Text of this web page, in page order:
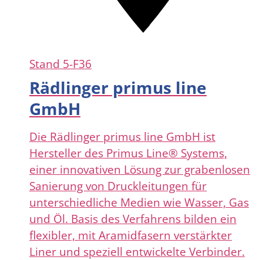
Stand 5-F36
Rädlinger primus line
GmbH
Die Rädlinger primus line GmbH ist
Hersteller des Primus Line® Systems,
einer innovativen Lösung zur grabenlosen
Sanierung von Druckleitungen für
unterschiedliche Medien wie Wasser, Gas
und Öl. Basis des Verfahrens bilden ein
flexibler, mit Aramidfasern verstärkter
Liner und speziell entwickelte Verbinder.